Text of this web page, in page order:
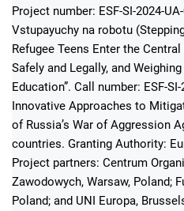
Project number: ESF-SI-2024-
Vstupayuchy na robotu
Refugee Teens Enter the
Safely and Legally, and
Education”. Call number: ESF-
Innovative Approaches to
of Russia’s War of Aggression
countries. Granting Authority:
Project partners: Centrum
Zawodowych, Warsaw, Poland;
Poland; and UNI Europa,